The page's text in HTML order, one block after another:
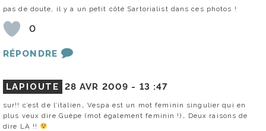
pas de doute, il y a un petit côté Sartorialist dans ces photos !
0
RÉPONDRE
LAPIOUTE 28 AVR 2009 - 13 :47
sur!! c’est de l’italien… Vespa est un mot feminin singulier qui en
plus veux dire Guêpe (mot également feminin !)… Deux raisons de
dire LA !!